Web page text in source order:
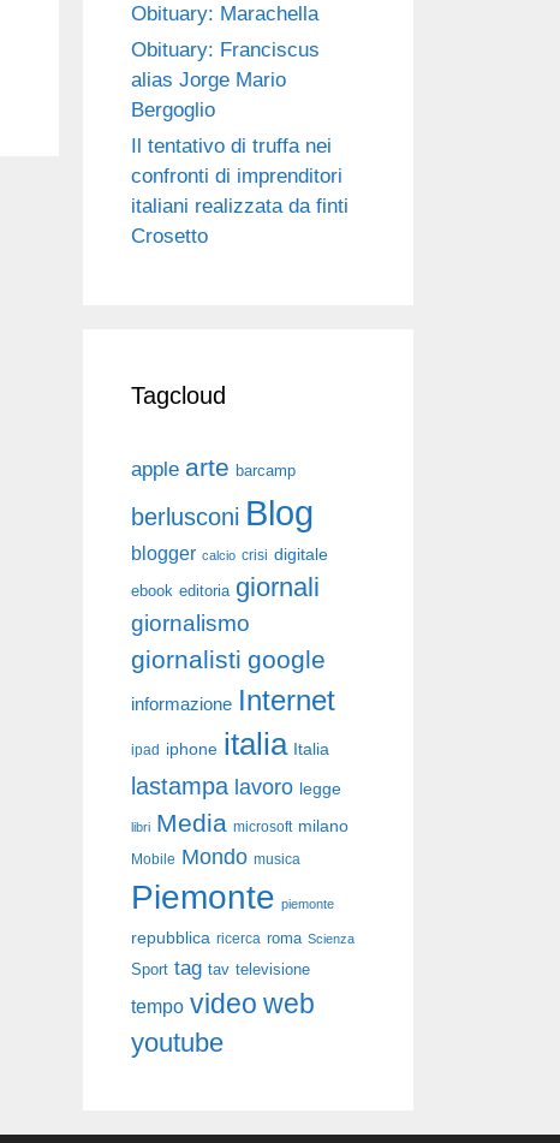
Obituary: Marachella
Obituary: Franciscus
alias Jorge Mario
Bergoglio
Il tentativo di truffa nei
confronti di imprenditori
italiani realizzata da finti
Crosetto
Tagcloud
apple arte barcamp
berlusconi Blog
blogger calcio crisi digitale
ebook editoria giornali
giornalismo
giornalisti google
informazione Internet
ipad iphone italia Italia
lastampa lavoro legge
libri Media microsoft milano
Mobile Mondo musica
Piemonte piemonte
repubblica ricerca roma Scienza
Sport tag tav televisione
tempo video web
youtube